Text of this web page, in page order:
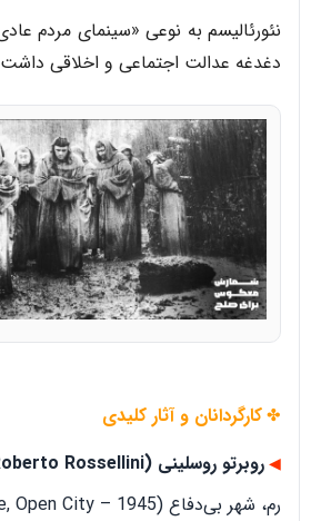
نئورئالیسم به نوعی «سینمای مردم
دغدغه عدالت اجتماعی و اخلاقی داشت
✤ کارگردانان و آثار کلیدی
◀ روبرتو روسلینی (Roberto Rossellini)
رم، شهر بی‌دفاع (Rome, Open City – 1945)